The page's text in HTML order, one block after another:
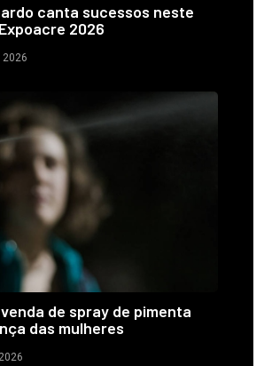
canta sucessos neste
2026
2026
de spray de pimenta
das mulheres